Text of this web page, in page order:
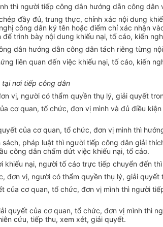
thì người tiếp công dân hướng dẫn công dân
đầy đủ, trung thực, chính xác nội dung
công dân ký tên hoặc điểm chỉ xác nhận
để trình bày nội dung khiếu nại, tố cáo, kiến
dân hướng dẫn công dân tách riêng từng
liên quan đến việc khiếu nại, tố cáo, kiến
tại nơi tiếp công dân
vị, người có thẩm quyền thụ lý, giải quyết
cơ quan, tổ chức, đơn vị mình và đủ điều
của cơ quan, tổ chức, đơn vị mình thì
pháp luật thì người tiếp công dân giải
công dân chấm dứt việc khiếu nại, tố cáo.
khiếu nại, người tố cáo trực tiếp chuyển đến
đơn vị, người có thẩm quyền thụ lý, giải
của cơ quan, tổ chức, đơn vị mình thì người
quyết của cơ quan, tổ chức, đơn vị mình thì
cứu, tiếp thu, xem xét, giải quyết.